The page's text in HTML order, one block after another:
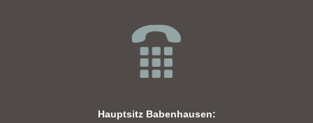
Hauptsitz Babenhausen: